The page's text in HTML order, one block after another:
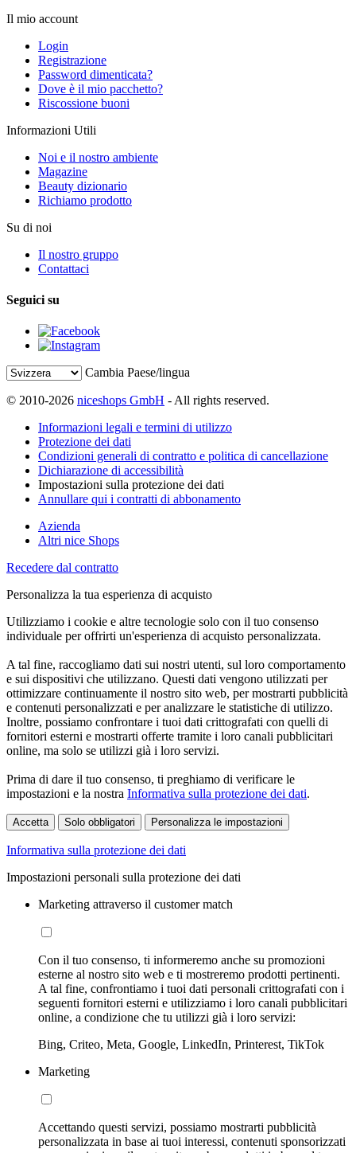
Il mio account
Login
Registrazione
Password dimenticata?
Dove è il mio pacchetto?
Riscossione buoni
Informazioni Utili
Noi e il nostro ambiente
Magazine
Beauty dizionario
Richiamo prodotto
Su di noi
Il nostro gruppo
Contattaci
Seguici su
Cambia Paese/lingua
© 2010-2026 niceshops GmbH - All rights reserved.
Informazioni legali e termini di utilizzo
Protezione dei dati
Condizioni generali di contratto e politica di cancellazione
Dichiarazione di accessibilità
Impostazioni sulla protezione dei dati
Annullare qui i contratti di abbonamento
Azienda
Altri nice Shops
Recedere dal contratto
Personalizza la tua esperienza di acquisto
Utilizziamo i cookie e altre tecnologie solo con il tuo consenso
individuale per offrirti un'esperienza di acquisto personalizzata.
A tal fine, raccogliamo dati sui nostri utenti, sul loro comportamento
e sui dispositivi che utilizzano. Questi dati vengono utilizzati per
ottimizzare continuamente il nostro sito web, per mostrarti pubblicità
e contenuti personalizzati e per analizzare le statistiche di utilizzo.
Inoltre, possiamo confrontare i tuoi dati crittografati con quelli di
fornitori esterni e mostrarti offerte tramite i loro canali pubblicitari
online, ma solo se utilizzi già i loro servizi.
Prima di dare il tuo consenso, ti preghiamo di verificare le
impostazioni e la nostra Informativa sulla protezione dei dati.
Accetta Solo obbligatori Personalizza le impostazioni
Informativa sulla protezione dei dati
Impostazioni personali sulla protezione dei dati
Marketing attraverso il customer match
Con il tuo consenso, ti informeremo anche su promozioni
esterne al nostro sito web e ti mostreremo prodotti pertinenti.
A tal fine, confrontiamo i tuoi dati personali crittografati con i
seguenti fornitori esterni e utilizziamo i loro canali pubblicitari
online, a condizione che tu utilizzi già i loro servizi:
Bing, Criteo, Meta, Google, LinkedIn, Printerest, TikTok
Marketing
Accettando questi servizi, possiamo mostrarti pubblicità
personalizzata in base ai tuoi interessi, contenuti sponsorizzati